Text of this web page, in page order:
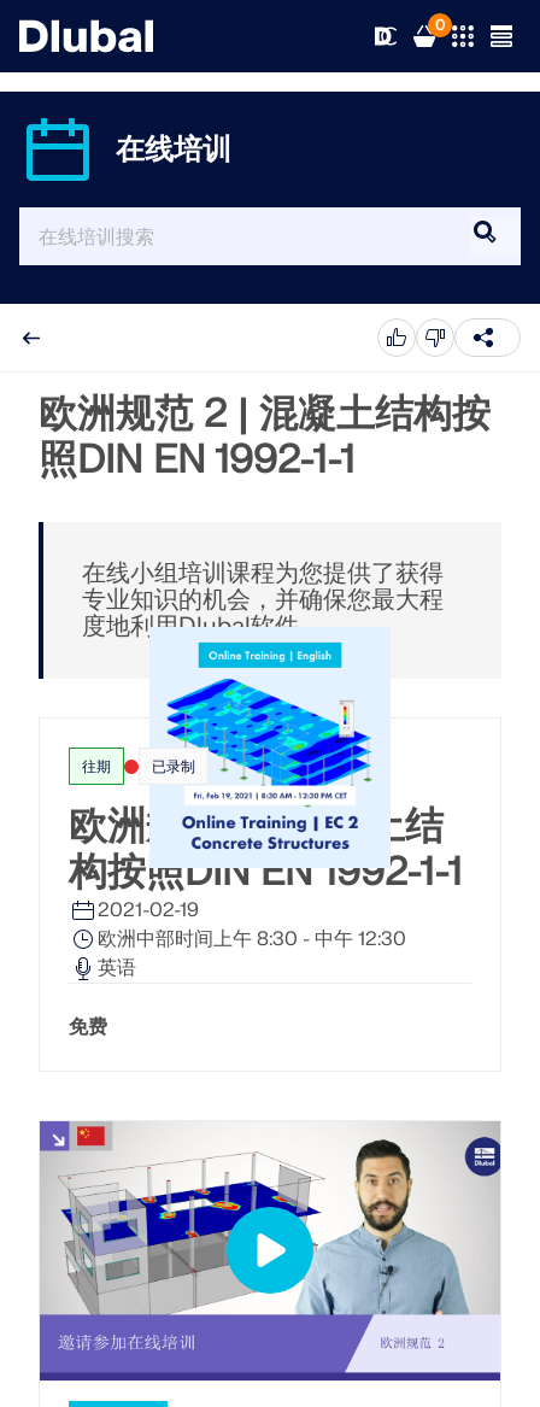
0
解决方案
行业
应用领域
规范
在线服务
光伏支架的结构设计
Dlubal Software 帮助您创建和验证任何太阳能安装系
统。在单一环境中高效地处理钢、铝和混凝土结构。
Dlubal 的新 API 服务 (gRPC) 为您提供了一个基于
Python 和 C# 的结构分析软件灵活接口，可以直接访问
整个 Dlubal 产品系列。
使用 API 开始
产品
满足您所有项目需求的有限元分析软件
更多信息
附加分析
特殊解决方案
RSTAB 9
经典的杆件结构分析软件
附加分析
动力分析
特殊解决方案
RSECTION 1
支持
支持
培训
服务
免费支持与服务
需要帮助吗？访问免费的支持选项，包括全天候人工智
能协助、电子邮件支持和网络研讨会。
了解更多
快速找到答案
找到有关Dlubal软件的常见问题的快速答案。搜索或筛
选数百个常见问题以快速解决问题。
新闻
最新消息
培训
通过网课深入掌握工程技巧
加入行业领导者，探索结构工程和软件的解决方案。通
过我们的现场课程提升您的技能！
查看下场网课
释放创新力量
探索旨在提升您的工程工作流程的尖端工具和增强功
能。
探索新功能
资源
完整版下载
德儒巴免费专区
免费下载模型
探索数以千计的现成结构模型。下载、调整并用作模
板，以加速设计流程。
发现模型
教育
在线学习
信息娱乐
RFEM 6 初学者入门
借助 RFEM 6 开始您的第一步，发现您可以多快进行建
模和计算。通过附加组件进行自定义，以获得更多可能
我们的客户
合作共赢
了解世界各地的顶尖工程师如何信任我们的解决方案，
以提升他们的项目。
为什么选择 Dlubal？
与我们一起构建您的未来
您的职业机会
90天免费试用
登录到您的帐户
注册成为 Dlubal 软件公司外部网用户，畅享软件资
创建账户
中文(简体)
在线培训
欧洲规范 2 | 混凝土结构按
照DIN EN 1992-1-1
在线小组培训课程为您提供了获得
专业知识的机会，并确保您最大程
度地利用Dlubal软件。
往期 已录制
欧洲规范 2 | 混凝土结
构按照DIN EN 1992-1-1
2021-02-19
欧洲中部时间上午 8:30 - 中午 12:30
英语
免费